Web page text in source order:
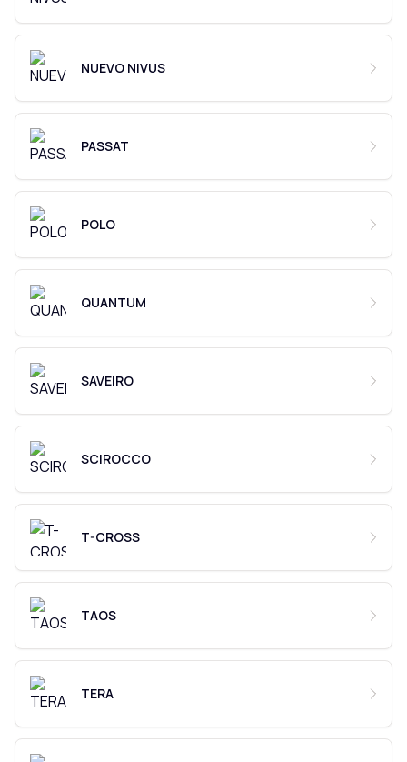
NUEVO NIVUS
PASSAT
POLO
QUANTUM
SAVEIRO
SCIROCCO
T-CROSS
TAOS
TERA